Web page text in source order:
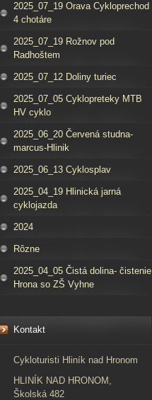
2025_07_19 Orava Cykloprechod
4 chotáre
2025_07_19 Rožnov pod
Radhoštem
2025_07_12 Doliny turiec
2025_07_05 Cyklopreteky MTB
HV cyklo
2025_06_20 Červená studna-
marcus-Hlinik
2025_06_13 Cyklosplav
2025_04_19 Hlinická jarná
cyklojazda
2024
Rôzne
2025_04_05 Čistá dolina- čistenie
Hrona so ZŠ Vyhne
Kontakt
Cykloturisti Hliník nad Hronom
HLINÍK NAD HRONOM,
Školská 482